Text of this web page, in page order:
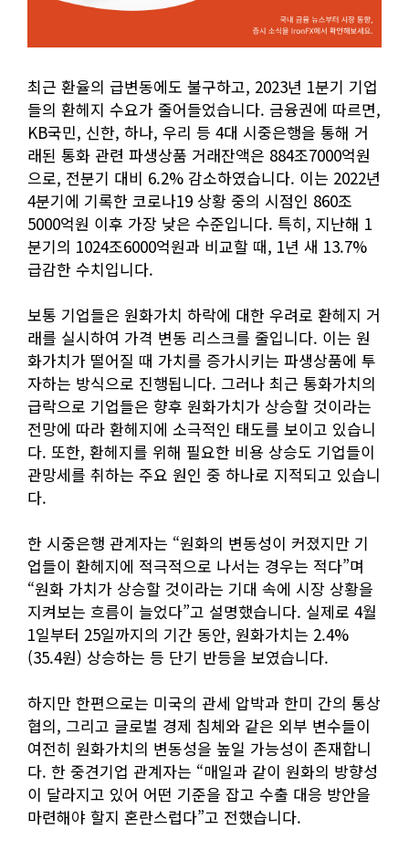
최근 환율의 급변동에도 불구하고, 2023년 1분기 기업
들의 환헤지 수요가 줄어들었습니다. 금융권에 따르면,
KB국민, 신한, 하나, 우리 등 4대 시중은행을 통해 거
래된 통화 관련 파생상품 거래잔액은 884조7000억원
으로, 전분기 대비 6.2% 감소하였습니다. 이는 2022년
4분기에 기록한 코로나19 상황 중의 시점인 860조
5000억원 이후 가장 낮은 수준입니다. 특히, 지난해 1
분기의 1024조6000억원과 비교할 때, 1년 새 13.7%
급감한 수치입니다.
보통 기업들은 원화가치 하락에 대한 우려로 환헤지 거
래를 실시하여 가격 변동 리스크를 줄입니다. 이는 원
화가치가 떨어질 때 가치를 증가시키는 파생상품에 투
자하는 방식으로 진행됩니다. 그러나 최근 통화가치의
급락으로 기업들은 향후 원화가치가 상승할 것이라는
전망에 따라 환헤지에 소극적인 태도를 보이고 있습니
다. 또한, 환헤지를 위해 필요한 비용 상승도 기업들이
관망세를 취하는 주요 원인 중 하나로 지적되고 있습니
다.
한 시중은행 관계자는 “원화의 변동성이 커졌지만 기
업들이 환헤지에 적극적으로 나서는 경우는 적다”며
“원화 가치가 상승할 것이라는 기대 속에 시장 상황을
지켜보는 흐름이 늘었다”고 설명했습니다. 실제로 4월
1일부터 25일까지의 기간 동안, 원화가치는 2.4%
(35.4원) 상승하는 등 단기 반등을 보였습니다.
하지만 한편으로는 미국의 관세 압박과 한미 간의 통상
협의, 그리고 글로벌 경제 침체와 같은 외부 변수들이
여전히 원화가치의 변동성을 높일 가능성이 존재합니
다. 한 중견기업 관계자는 “매일과 같이 원화의 방향성
이 달라지고 있어 어떤 기준을 잡고 수출 대응 방안을
마련해야 할지 혼란스럽다”고 전했습니다.